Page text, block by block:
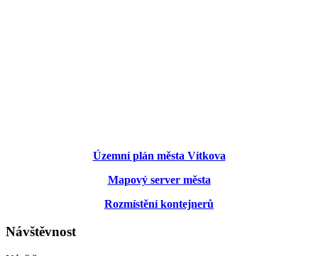
Územní plán města Vítkova
Mapový server města
Rozmístění kontejnerů
Návštěvnost